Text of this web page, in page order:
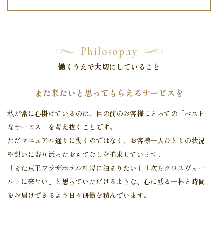
Philosophy
働くうえで大切にしていること
また来たいと思ってもらえるサービスを
私が常に心掛けているのは、目の前のお客様にとっての「ベスト
なサービス」を考え抜くことです。
ただマニュアル通りに動くのではなく、お客様一人ひとりの状況
や想いに寄り添ったおもてなしを追求しています。
「また京王プラザホテル札幌に泊まりたい」「次もクロスヴォー
ルトに来たい」と 思っていただけるような、心に残る一杯と時間
をお届けできるよう日々研鑽を積んでいます。